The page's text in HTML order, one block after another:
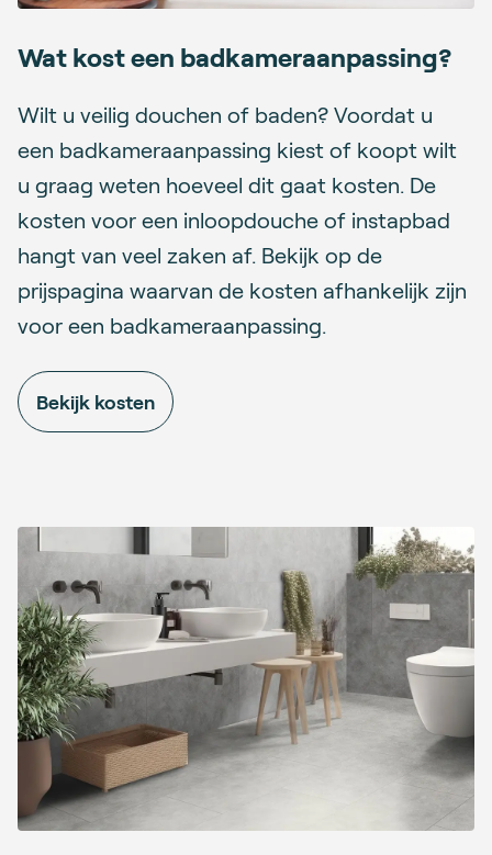
Wat kost een badkameraanpassing?
Wilt u veilig douchen of baden? Voordat u
een badkameraanpassing kiest of koopt wilt
u graag weten hoeveel dit gaat kosten. De
kosten voor een inloopdouche of instapbad
hangt van veel zaken af. Bekijk op de
prijspagina waarvan de kosten afhankelijk zijn
voor een badkameraanpassing.
Bekijk kosten